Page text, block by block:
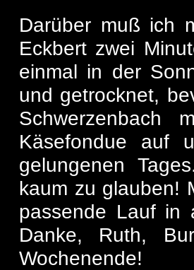
Darüber muß ich
Eckbert zwei
einmal in der
und getrocknet,
Schwerzenbach
Käsefondue auf
gelungenen
kaum zu glauben!
passende Lauf in
Danke, Ruth,
Wochenende!